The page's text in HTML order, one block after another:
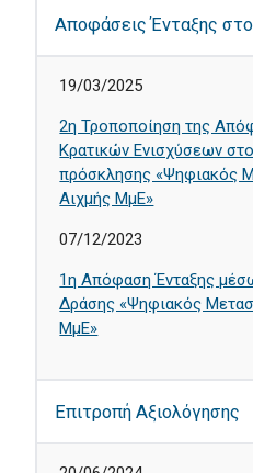
Αποφάσεις Ένταξης
19/03/2025
2η Τροποποίηση της
Κρατικών Ενισχύσεων
πρόσκλησης «Ψηφιακός
Αιχμής ΜμΕ»
07/12/2023
1η Απόφαση Ένταξης
Δράσης «Ψηφιακός
ΜμΕ»
Επιτροπή Αξιολόγησης